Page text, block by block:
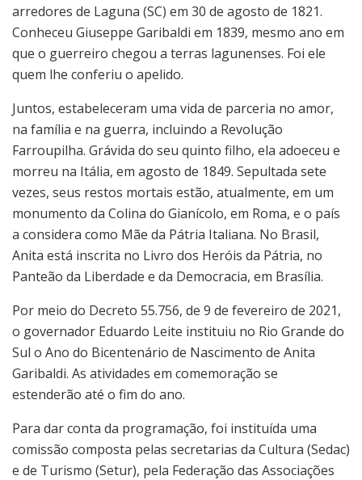
arredores de Laguna (SC) em 30 de agosto de 1821.
Conheceu Giuseppe Garibaldi em 1839, mesmo ano em
que o guerreiro chegou a terras lagunenses. Foi ele
quem lhe conferiu o apelido.
Juntos, estabeleceram uma vida de parceria no amor,
na família e na guerra, incluindo a Revolução
Farroupilha. Grávida do seu quinto filho, ela adoeceu e
morreu na Itália, em agosto de 1849. Sepultada sete
vezes, seus restos mortais estão, atualmente, em um
monumento da Colina do Gianícolo, em Roma, e o país
a considera como Mãe da Pátria Italiana. No Brasil,
Anita está inscrita no Livro dos Heróis da Pátria, no
Panteão da Liberdade e da Democracia, em Brasília.
Por meio do Decreto 55.756, de 9 de fevereiro de 2021,
o governador Eduardo Leite instituiu no Rio Grande do
Sul o Ano do Bicentenário de Nascimento de Anita
Garibaldi. As atividades em comemoração se
estenderão até o fim do ano.
Para dar conta da programação, foi instituída uma
comissão composta pelas secretarias da Cultura (Sedac)
e de Turismo (Setur), pela Federação das Associações